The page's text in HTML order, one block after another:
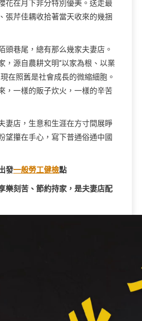
花在月下非分特別優美。送走最
張芹佳耦收拾著當天收來的幾捆
頭巷尾，總有那么幾家夫妻店。
，源自農耕文明“以家為根、以業
在照舊是社會成長的微縮細胞。
，一樣的販子炊火，一樣的辛苦
妻店，生意和生涯在方寸間展睜
望攥在手心，寫下普通俗通中國
發一般勞工健檢點
樂刻苦、節約持家，是夫妻店配